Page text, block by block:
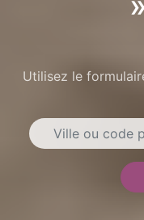
Utilisez le